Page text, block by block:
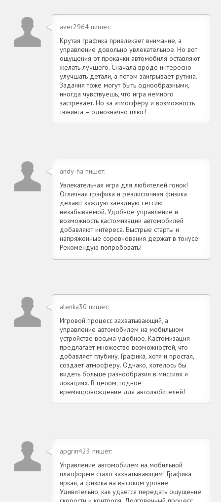
aver2964 пишет:
Крутая графика привлекает внимание, а
управление довольно увлекательное. Но вот
ощущения от прокачки автомобиля оставляют
желать лучшего. Сначала вроде интересно
улучшать детали, а потом заигрывает рутина.
Задания тоже могут быть однообразными,
иногда чувствуешь, что игра немного
застревает. Но за атмосферу и возможность
тюнинга – однозначно плюс!
andy-ha пишет:
Увлекательная игра для любителей гонок!
Отличная графика и реалистичная физика
делают каждую заездную сессию
незабываемой. Удобное управление и
возможность кастомизации автомобилей
добавляют интереса. Быстрые старты и
напряженные соревнования держат в тонусе.
Рекомендую попробовать!
alenka30 пишет:
Игровой процесс захватывающий, а
управление автомобилем на мобильном
устройстве весьма удобное. Кастомизация
предлагает множество возможностей, что
добавляет глубину. Графика, хотя и простая,
создает атмосферу. Однако, хотелось бы
видеть больше разнообразия в миссиях и
локациях. В целом, годное
времяпровождение для автолюбителей!
apgrin423 пишет:
Управление автомобилем на мобильной
платформе стало захватывающим! Графика
яркая, а физика на высоком уровне.
Удивительно, как удается передать ощущение